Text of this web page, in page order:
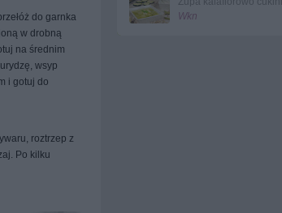
do garnka
w drobną
na średnim
wsyp
i gotuj do
roztrzep z
Po kilku
Wkn